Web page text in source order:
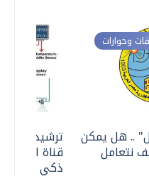
ترشيدا
قناة
ذكي
وحوارات
.. هل يمكن
نتعامل